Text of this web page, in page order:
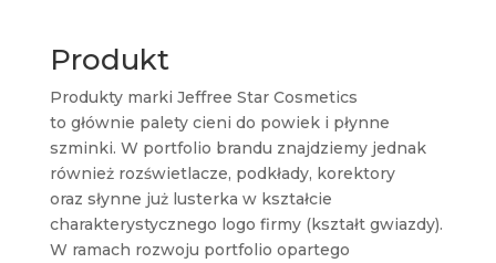
Produkt
Produkty marki Jeffree Star Cosmetics
to głównie palety cieni do powiek i płynne
szminki. W portfolio brandu znajdziemy jednak
również rozświetlacze, podkłady, korektory
oraz słynne już lusterka w kształcie
charakterystycznego logo firmy (kształt gwiazdy).
W ramach rozwoju portfolio opartego